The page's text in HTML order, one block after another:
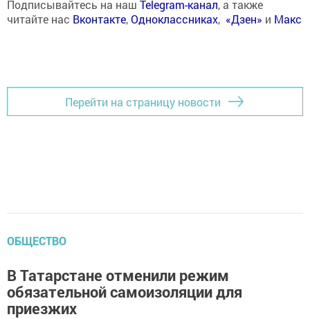
Подписывайтесь на наш Telegram-канал, а также
читайте нас Вконтакте,Одноклассниках, «Дзен» и Макс
Перейти на страницу новости
ОБЩЕСТВО
В Татарстане отменили режим
обязательной самоизоляции для
приезжих